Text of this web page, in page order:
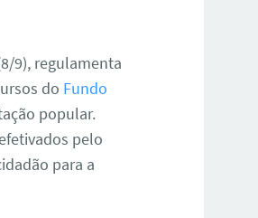
9), regulamenta
do Fundo
popular.
pelo
para a